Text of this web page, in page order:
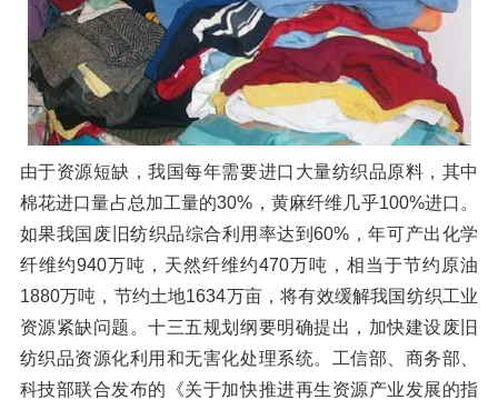
由于资源短缺，我国每年需要进口大量纺织品原料，其中
棉花进口量占总加工量的30%，黄麻纤维几乎100%进口。
如果我国废旧纺织品综合利用率达到60%，年可产出化学
纤维约940万吨，天然纤维约470万吨，相当于节约原油
1880万吨，节约土地1634万亩，将有效缓解我国纺织工业
资源紧缺问题。十三五规划纲要明确提出，加快建设废旧
纺织品资源化利用和无害化处理系统。工信部、商务部、
科技部联合发布的《关于加快推进再生资源产业发展的指